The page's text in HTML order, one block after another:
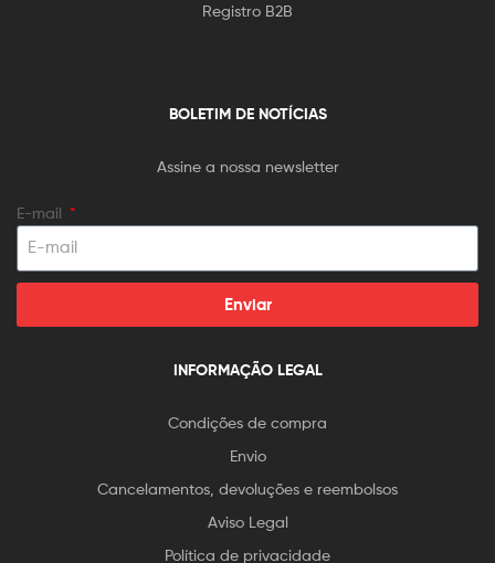
Registro B2B
BOLETIM DE NOTÍCIAS
Assine a nossa newsletter
E-mail
Enviar
INFORMAÇÃO LEGAL
Condições de compra
Envio
Cancelamentos, devoluções e reembolsos
Aviso Legal
Política de privacidade